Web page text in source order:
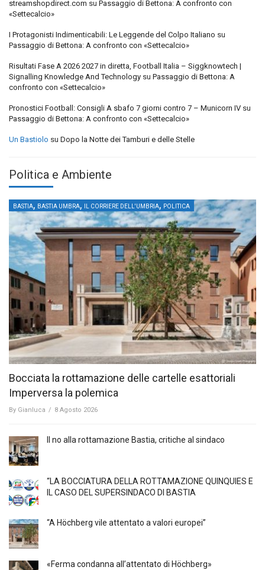
streamshopdirect.com su Passaggio di Bettona: A confronto con
«Settecalcio»
I Protagonisti Indimenticabili: Le Leggende del Colpo Italiano su
Passaggio di Bettona: A confronto con «Settecalcio»
Risultati Fase A 2026 2027 in diretta, Football Italia – Siggknowtech |
Signalling Knowledge And Technology su Passaggio di Bettona: A
confronto con «Settecalcio»
Pronostici Football: Consigli A sbafo 7 giorni contro 7 – Municorn IV su
Passaggio di Bettona: A confronto con «Settecalcio»
Un Bastiolo su Dopo la Notte dei Tamburi e delle Stelle
Politica e Ambiente
BASTIA, BASTIA UMBRA, IL CORRIERE DELL'UMBRIA, POLITICA
Bocciata la rottamazione delle cartelle esattoriali
Imperversa la polemica
By Gianluca / 8 Agosto 2026
Il no alla rottamazione Bastia, critiche al sindaco
“LA BOCCIATURA DELLA ROTTAMAZIONE QUINQUIES E
IL CASO DEL SUPERSINDACO DI BASTIA
“A Höchberg vile attentato a valori europei”
«Ferma condanna all’attentato di Höchberg»